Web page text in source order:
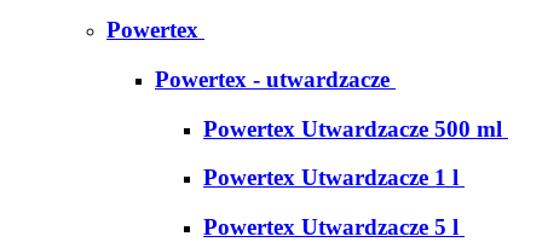
Powertex
Powertex - utwardzacze
Powertex Utwardzacze 500 ml
Powertex Utwardzacze 1 l
Powertex Utwardzacze 5 l